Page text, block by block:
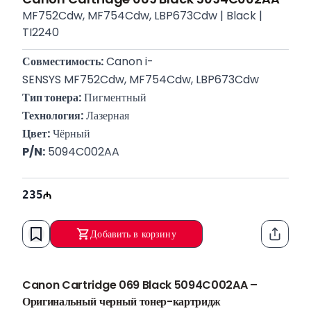
MF752Cdw, MF754Cdw, LBP673Cdw | Black |
TI2240
Совместимость: Canon i-
SENSYS MF752Cdw, MF754Cdw, LBP673Cdw
Тип тонера: Пигментный
Технология: Лазерная
Цвет: Чёрный
P/N: 5094C002AA
235
Добавить в корзину
Canon Cartridge 069 Black 5094C002AA –
Оригинальный черный тонер-картридж